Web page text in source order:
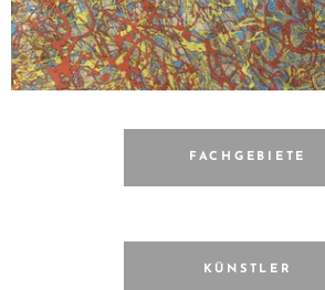
FACHGEBIETE
KÜNSTLER